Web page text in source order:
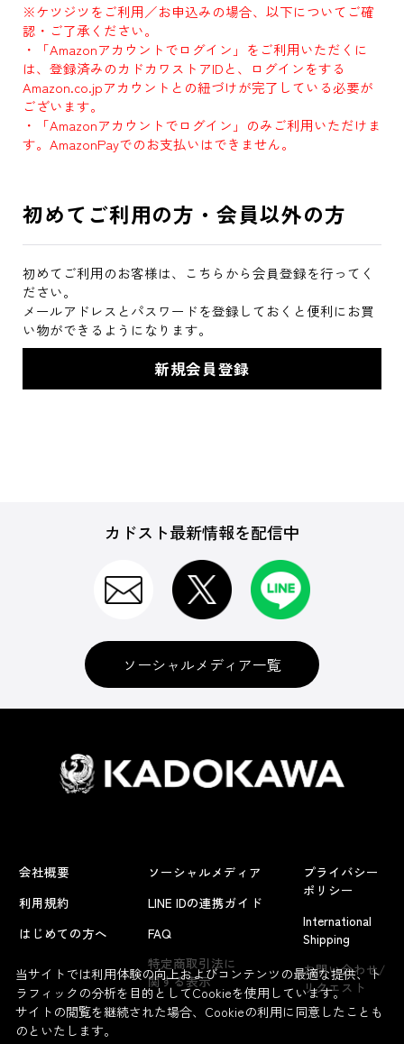
※ケツジツをご利用／お申込みの場合、以下についてご確
認・ご了承ください。
・「Amazonアカウントでログイン」をご利用いただくに
は、登録済みのカドカワストアIDと、ログインをする
Amazon.co.jpアカウントとの紐づけが完了している必要が
ございます。
・「Amazonアカウントでログイン」のみご利用いただけま
す。AmazonPayでのお支払いはできません。
初めてご利用の方・会員以外の方
初めてご利用のお客様は、こちらから会員登録を行ってく
ださい。
メールアドレスとパスワードを登録しておくと便利にお買
い物ができるようになります。
カドスト最新情報を配信中
ソーシャルメディア一覧
会社概要
利用規約
はじめての方へ
ソーシャルメディア
LINE IDの連携ガイド
FAQ
特定商取引法に
関する表示
プライバシー
ポリシー
International
Shipping
お問い合わせ/
リクエスト
当サイトでは利用体験の向上およびコンテンツの最適な提供、ト
ラフィックの分析を目的としてCookieを使用しています。
サイトの閲覧を継続された場合、Cookieの利用に同意したことも
のといたします。